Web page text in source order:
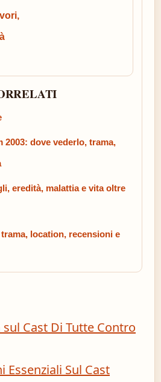
2003: dove vederlo, trama,
eredità, malattia e vita oltre
location, recensioni e
Cast Di Tutte Contro
Sul Cast